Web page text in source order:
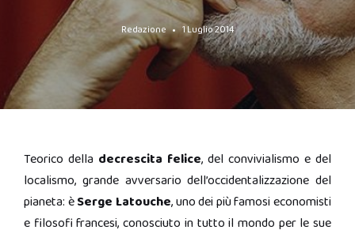
Redazione 1 Luglio 2014
Teorico della decrescita felice, del convivialismo e del
localismo, grande avversario dell’occidentalizzazione del
pianeta: èSerge Latouche, uno dei più famosi economisti
e filosofi francesi, conosciuto in tutto il mondo per le sue